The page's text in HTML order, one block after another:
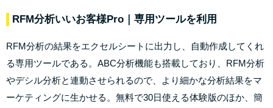
RFM分析いいお客様Pro ｜専用ツールを利用
RFM分析の結果をエクセルシートに出力し、自動作成してくれ
る専用ツールである。ABC分析機能も搭載しており、RFM分析
やデシル分析と連動させられるので、より細かな分析結果をマ
ーケティングに生かせる。無料で30日使える体験版のほか、簡